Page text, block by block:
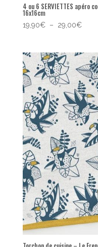
4 ou 6 SERVIETTES apéro
16x16cm
19,90€ – 29,00€Plage
à